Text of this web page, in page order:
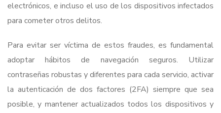
electrónicos, e incluso el uso de los dispositivos infectados
para cometer otros delitos.
Para evitar ser víctima de estos fraudes, es fundamental
adoptar hábitos de navegación seguros. Utilizar
contraseñas robustas y diferentes para cada servicio, activar
la autenticación de dos factores (2FA) siempre que sea
posible, y mantener actualizados todos los dispositivos y